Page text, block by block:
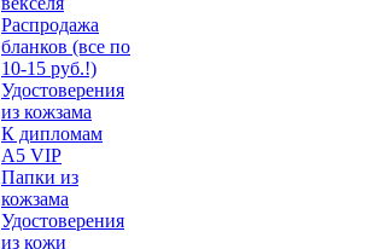
Распродажа
бланков (все по
10-15 руб.!)
Удостоверения
из кожзама
К дипломам
А5 VIP
Папки из
кожзама
Удостоверения
из кожи